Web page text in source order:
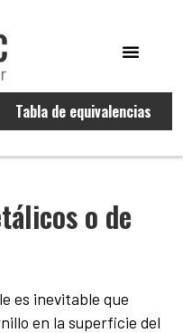
Tabla de equivalencias
o de
es inevitable que
en la superficie del